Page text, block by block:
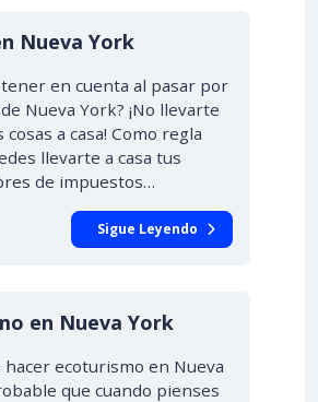
Nueva York
tener en cuenta al pasar por
Nueva York? ¡No llevarte
cosas a casa! Como regla
llevarte a casa tus
de impuestos…
Sigue Leyendo
en Nueva York
hacer ecoturismo en Nueva
que cuando pienses